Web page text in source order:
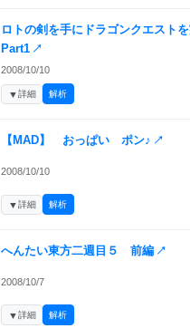
ロトの剣を手にドラゴンクエスト
Part1 ↗
2008/10/10
▼詳細 解析
【MAD】 おっぱい ポン♪ ↗
2008/10/10
▼詳細 解析
へんたい東方二週目５ 前編 ↗
2008/10/7
▼詳細 解析